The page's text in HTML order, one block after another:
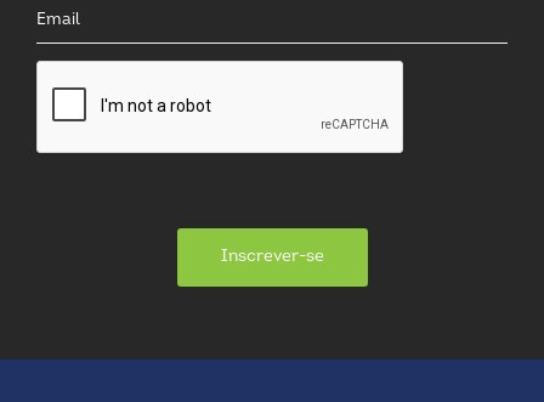
Inscrever-se